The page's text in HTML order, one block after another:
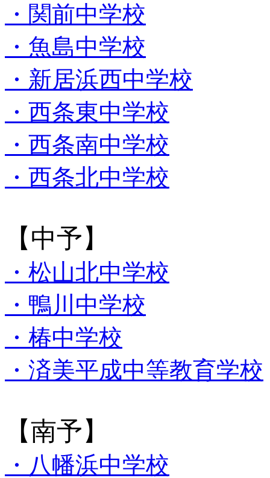
・関前中学校
・魚島中学校
・新居浜西中学校
・西条東中学校
・西条南中学校
・西条北中学校
【中予】
・松山北中学校
・鴨川中学校
・椿中学校
・済美平成中等教育学校
【南予】
・八幡浜中学校